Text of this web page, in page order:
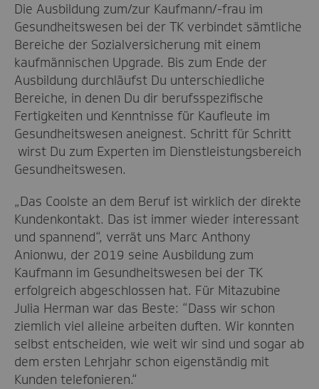
Die Ausbildung zum/zur Kaufmann/-frau im
Gesundheitswesen bei der TK verbindet sämtliche
Bereiche der Sozialversicherung mit einem
kaufmännischen Upgrade. Bis zum Ende der
Ausbildung durchläufst Du unterschiedliche
Bereiche, in denen Du dir berufsspezifische
Fertigkeiten und Kenntnisse für Kaufleute im
Gesundheitswesen aneignest. Schritt für Schritt
wirst Du zum Experten im Dienstleistungsbereich
Gesundheitswesen.
„Das Coolste an dem Beruf ist wirklich der direkte
Kundenkontakt. Das ist immer wieder interessant
und spannend“, verrät uns Marc Anthony
Anionwu, der 2019 seine Ausbildung zum
Kaufmann im Gesundheitswesen bei der TK
erfolgreich abgeschlossen hat. Für Mitazubine
Julia Herman war das Beste: “Dass wir schon
ziemlich viel alleine arbeiten duften. Wir konnten
selbst entscheiden, wie weit wir sind und sogar ab
dem ersten Lehrjahr schon eigenständig mit
Kunden telefonieren.“